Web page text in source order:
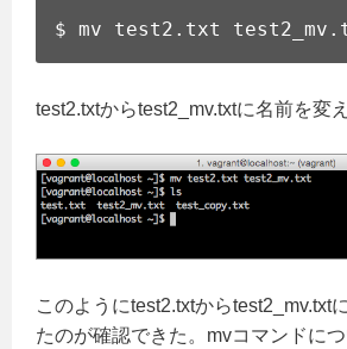
$ mv test2.txt
test2.txtからtest2_mv.txtに名前を変
このようにtest2.txtからtest2_mv.txt
たのが確認できた。mvコマンドに